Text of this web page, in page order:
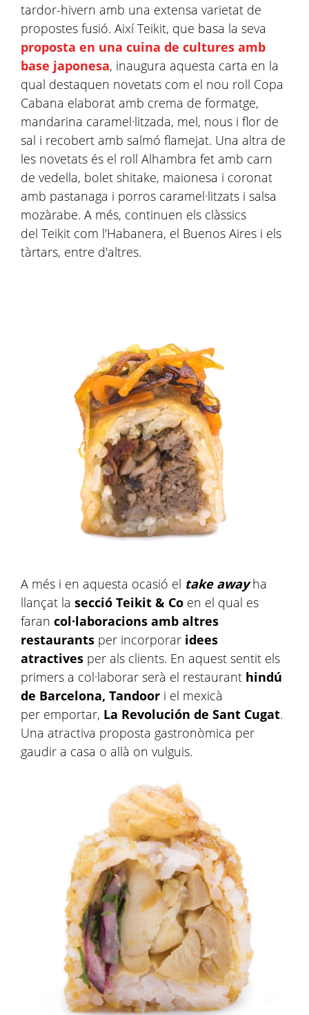
tardor-hivern amb una extensa varietat de
propostes fusió. Així Teikit, que basa la seva
proposta en una cuina de cultures amb
base japonesa, inaugura aquesta carta en la
qual destaquen novetats com el nou roll Copa
Cabana elaborat amb crema de formatge,
mandarina caramel·litzada, mel, nous i flor de
sal i recobert amb salmó flamejat. Una altra de
les novetats és el roll Alhambra fet amb carn
de vedella, bolet shitake, maionesa i coronat
amb pastanaga i porros caramel·litzats i salsa
mozàrabe. A més, continuen els clàssics
del Teikit com l'Habanera, el Buenos Aires i els
tàrtars, entre d'altres.
A més i en aquesta ocasió el take awayha
llançat la secció Teikit & Co en el qual es
faran col·laboracions amb altres
restaurants per incorporar idees
atractives per als clients. En aquest sentit els
primers a col·laborar serà el restaurant hindú
de Barcelona, Tandoor i el mexicà
per emportar, La Revolución de Sant Cugat.
Una atractiva proposta gastronòmica per
gaudir a casa o allà on vulguis.